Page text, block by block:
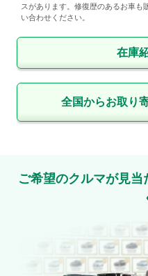
スがあります。修復歴のあるお車も
い合わせください。
在庫
全国からお取り
ご希望のクルマが見